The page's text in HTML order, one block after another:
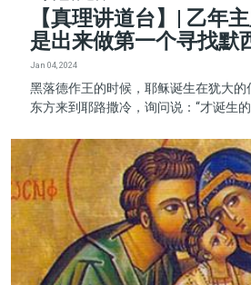
【真理讲道台】| 乙年
是出来做第一个寻找默
Jan 04, 2024
黑落德作王的时候，耶稣诞生在犹大的
东方来到耶路撒冷，询问说：“才诞生